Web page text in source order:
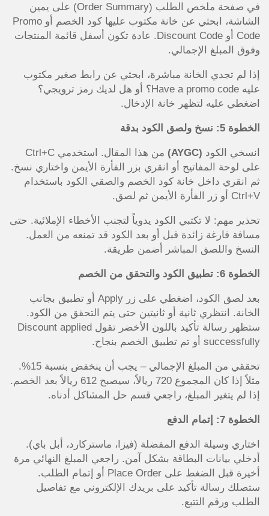
في صفحة ملخص الطلب (Order Summary) على يمين
الشاشة، ابحثي عن خانة مكتوب عليها كود الخصم أو Promo
Code أو Discount Code. عادة تكون أسفل قائمة المنتجات
وفوق المبلغ الإجمالي.
إذا لم تجدي الخانة مباشرة، ابحثي عن رابط صغير مكتوب
عليه Have a promo code؟ أو هل لديك رمز ترويجي؟
اضغطي عليه لتظهر خانة الإدخال.
الخطوة 5: نسخ ولصق الكود بدقة
انسخي الكود (AYGC)
من هذا المقال. استخدمي Ctrl+C
على لوحة المفاتيح أو انقري بزر الفأرة الأيمن واختاري نسخ.
ثم انقري داخل خانة كود الخصم والصقي الكود باستخدام
Ctrl+V أو زر الفأرة الأيمن ثم لصق.
تحذير مهم: لا تكتبي الكود يدوياً لتجنب الأخطاء الإملائية. حتى
مسافة فارغة زائدة قبل أو بعد الكود قد تمنعه من العمل.
النسخ واللصق المباشر أضمن طريقة.
الخطوة 6: تطبيق الكود والتحقق من الخصم
بعد لصق الكود، اضغطي على زر Apply أو تطبيق بجانب
الخانة. انتظري ثانية أو ثانيتين حتى يتم التحقق من الكود.
ستظهر رسالة تأكيد باللون الأخضر تقول Discount applied
successfully أو تم تطبيق الخصم بنجاح.
تحققي من المبلغ الإجمالي – يجب أن ينخفض بنسبة 15%.
مثلاً إذا كان المجموع 720 ريالاً، سيصبح 612 ريالاً بعد الخصم.
إذا لم يتغير المبلغ، راجعي قسم حل المشاكل أدناه.
الخطوة 7: إتمام الدفع
اختاري وسيلة الدفع المفضلة (فيزا، ماستركارد، أبل باي).
أدخلي بيانات البطاقة بشكل آمن. راجعي المبلغ النهائي مرة
أخيرة قبل الضغط على Place Order أو إتمام الطلب.
ستصلك رسالة تأكيد على بريدك الإلكتروني مع تفاصيل
الطلب ورقم التتبع.